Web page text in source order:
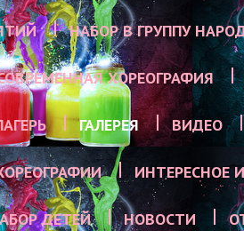
НАБОР В ГРУППУ
ХОРЕОГРАФИЯ
ГАЛЕРЕЯ ВИДЕО
ИНТЕРЕСНОЕ
ДЕТЕЙ НОВОСТИ